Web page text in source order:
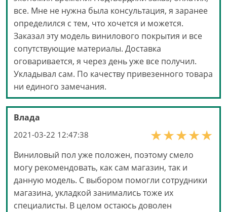
все. Мне не нужна была консультация, я заранее
определился с тем, что хочется и можется.
Заказал эту модель винилового покрытия и все
сопутствующие материалы. Доставка
оговаривается, я через день уже все получил.
Укладывал сам. По качеству привезенного товара
ни единого замечания.
Влада
2021-03-22 12:47:38
Виниловый пол уже положен, поэтому смело
могу рекомендовать, как сам магазин, так и
данную модель. С выбором помогли сотрудники
магазина, укладкой занимались тоже их
специалисты. В целом остаюсь доволен